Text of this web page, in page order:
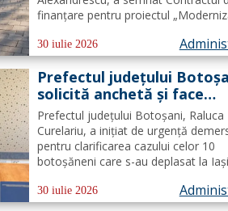
finanțare pentru proiectul
Programul Regional 2021–2027 -
Prioritatea de investiții 3. Nord-Est -
regiune durabilă, mai...
30 iulie 2026
Prefectul județului
solicită anchetă și face
demersuri pentru donarea
trombocite direct la
în cazul adolescentului din
Tudora
Prefectul județului Botoșani, Raluca
Curelariu, a inițiat de urgență
pentru clarificarea cazului celor 10
botoșăneni care s-au deplasat la Iași
adolescent din comuna Tudora,
au putut dona. Au fost transmise
30 iulie 2026